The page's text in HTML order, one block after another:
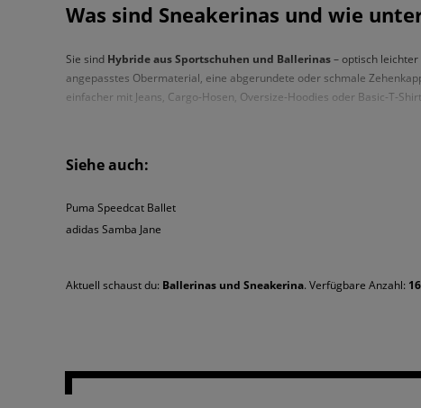
Was sind Sneakerinas und wie
Sie sind Hybride aus Sportschuhen und Ballerinas– optisch
angepasstes Obermaterial, eine abgerundete oder schmale
einfacher mit Jeans, Cargo-Hosen, Oversize-Hoodies oder Basic-T-
einer Leinenhose und einem figurbetonten Longsleeve.
Ballerinas mit Riemchen, Schleifen
Siehe auch:
Puma Speedcat Ballet
adidas Samba Jane
Aktuell schaust du: Ballerinas und Sneakerina. Verfügbare Anzahl: 16